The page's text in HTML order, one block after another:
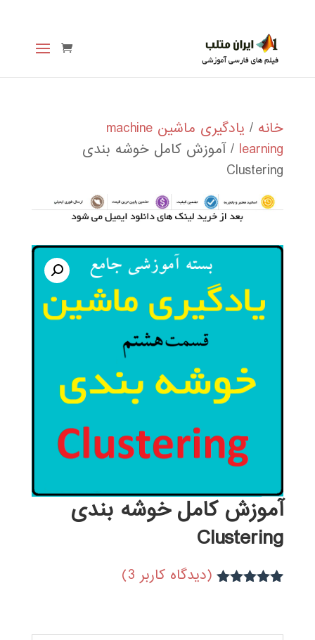
خانه /
یادگیری ماشین machine
learning / آموزش کامل خوشه بندی
Clustering
آموزش کامل خوشه بندی
Clustering
(دیدگاه کاربر 3
)